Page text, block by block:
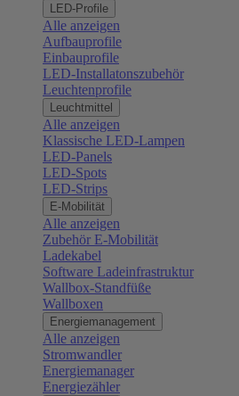
LED-Profile
Alle anzeigen
Aufbauprofile
Einbauprofile
LED-Installatonszubehör
Leuchtenprofile
Leuchtmittel
Alle anzeigen
Klassische LED-Lampen
LED-Panels
LED-Spots
LED-Strips
E-Mobilität
Alle anzeigen
Zubehör E-Mobilität
Ladekabel
Software Ladeinfrastruktur
Wallbox-Standfüße
Wallboxen
Energiemanagement
Alle anzeigen
Stromwandler
Energiemanager
Energiezähler